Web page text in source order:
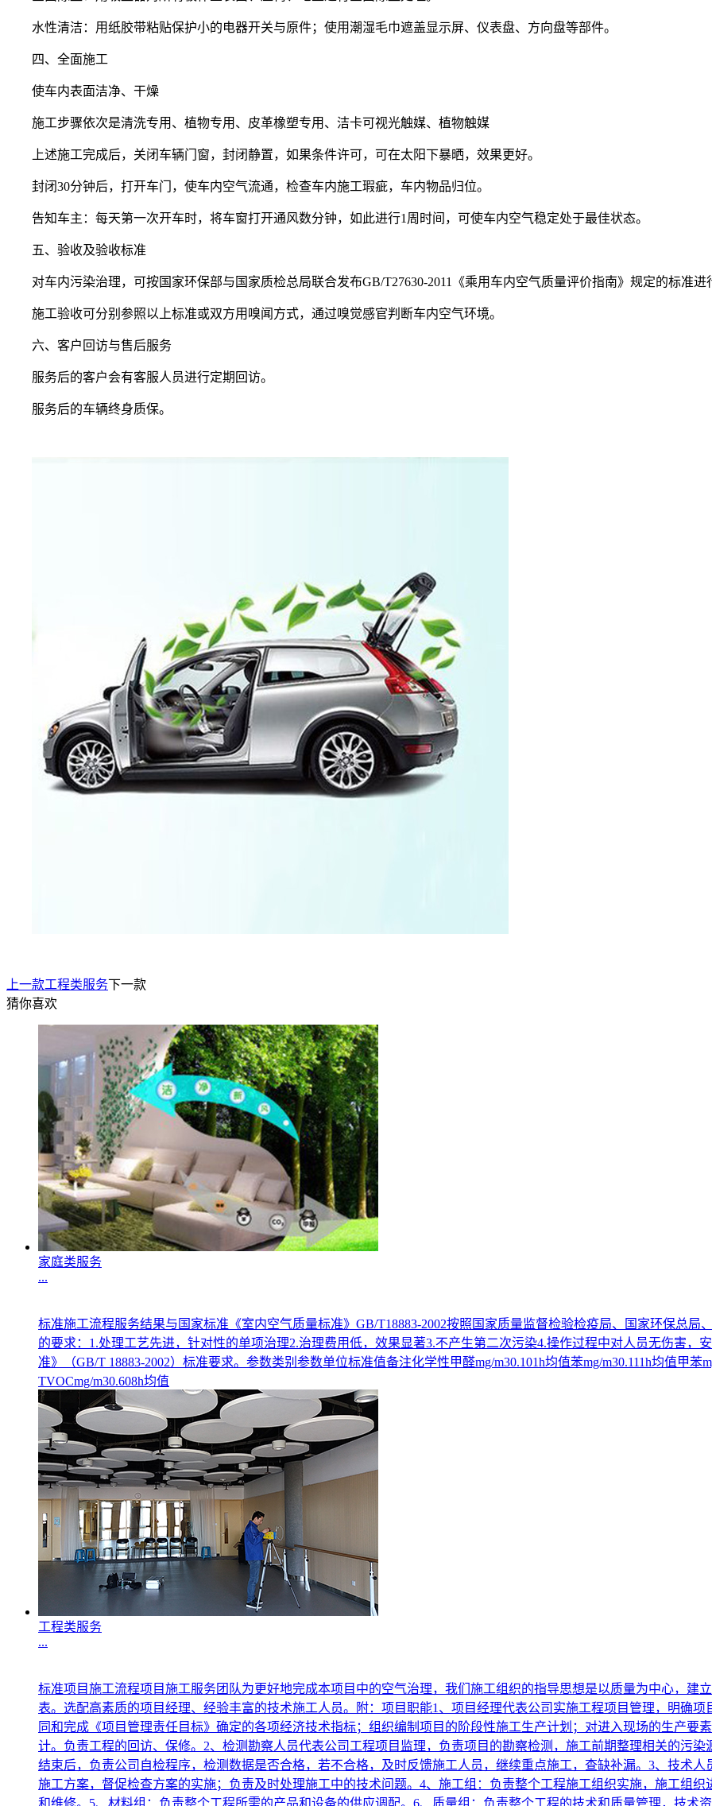
水性清洁：用纸胶带粘贴保护小的电器开关与原件；使用潮湿毛巾遮盖显示屏、仪表盘、方向盘等部件。
四、全面施工
使车内表面洁净、干燥
施工步骤依次是清洗专用、植物专用、皮革橡塑专用、洁卡可视光触媒、植物触媒
上述施工完成后，关闭车辆门窗，封闭静置，如果条件许可，可在太阳下暴晒，效果更好。
封闭30分钟后，打开车门，使车内空气流通，检查车内施工瑕疵，车内物品归位。
告知车主：每天第一次开车时，将车窗打开通风数分钟，如此进行1周时间，可使车内空气稳定处于最佳状态。
五、验收及验收标准
对车内污染治理，可按国家环保部与国家质检总局联合发布GB/T27630-2011《乘用车内空气质量评价指南》规定的标准进
施工验收可分别参照以上标准或双方用嗅闻方式，通过嗅觉感官判断车内空气环境。
六、客户回访与售后服务
服务后的客户会有客服人员进行定期回访。
服务后的车辆终身质保。
上一款工程类服务下一款
猜你喜欢
家庭类服务
...
标准施工流程服务结果与国家标准《室内空气质量标准》GB/T18883-2002按照国家质量监督检验检疫局、国家环保总
的要求：1.处理工艺先进，针对性的单项治理2.治理费用低，效果显著3.不产生第二次污染4.操作过程中对人员无伤害，
准》（GB/T 18883-2002）标准要求。参数类别参数单位标准值备注化学性甲醛mg/m30.101h均值苯mg/m30.111h均值甲苯
TVOCmg/m30.608h均值
工程类服务
...
标准项目施工流程项目施工服务团队为更好地完成本项目中的空气治理，我们施工组织的指导思想是以质量为中心，建
表。选配高素质的项目经理、经验丰富的技术施工人员。附：项目职能1、项目经理代表公司实施工程项目管理，明确
同和完成《项目管理责任目标》确定的各项经济技术指标；组织编制项目的阶段性施工生产计划；对进入现场的生产要
计。负责工程的回访、保修。2、检测勘察人员代表公司工程项目监理，负责项目的勘察检测，施工前期整理相关的污
结束后，负责公司自检程序，检测数据是否合格，若不合格，及时反馈施工人员，继续重点施工，查缺补漏。3、技术
施工方案，督促检查方案的实施；负责及时处理施工中的技术问题。4、施工组：负责整个工程施工组织实施，施工组
和维修。5、材料组：负责整个工程所需的产品和设备的供应调配。6、质量组：负责整个工程的技术和质量管理，技术